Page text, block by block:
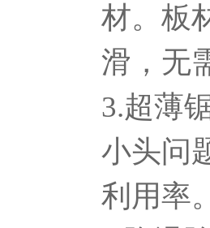
材。板
滑，无
3.超薄
小头问
利用率